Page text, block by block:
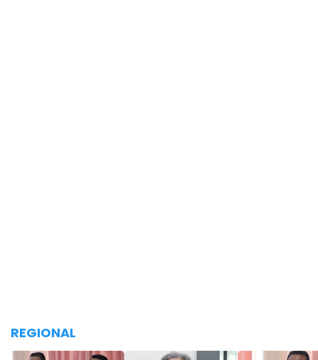
REGIONAL